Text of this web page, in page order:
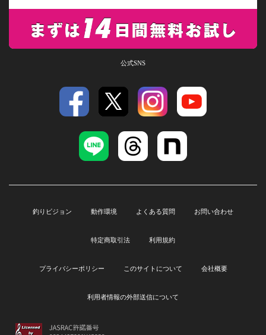
公式SNS
釣りビジョン 動作環境 よくある質問 お問い合わせ
特定商取引法 利用規約
プライバシーポリシー このサイトについて 会社概要
利用者情報の外部送信について